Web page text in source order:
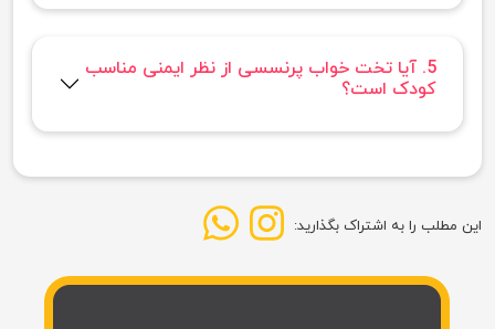
5. آیا تخت خواب پرنسسی از نظر ایمنی مناسب
کودک است؟
این مطلب را به اشتراک بگذارید: